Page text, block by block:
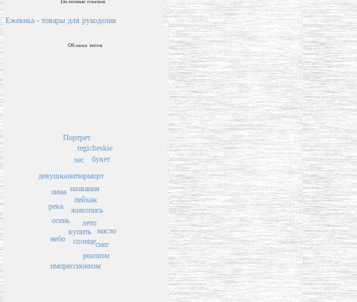
Ежевика - товары для рукоделия
Облако тегов
пейзаж
названия
живопись
лето
натюрморт
купить
солнце
лес
зима
осень
букет
масло
река
снег
tegicheskie
реализм
небо
импрессионизм
Портрет
девушка